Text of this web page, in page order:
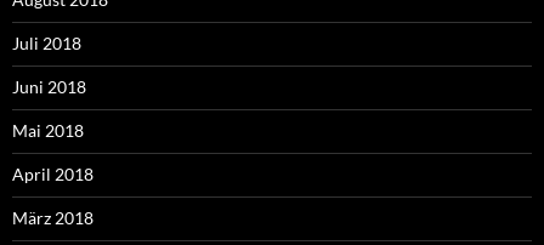
Juli 2018
Juni 2018
Mai 2018
April 2018
März 2018